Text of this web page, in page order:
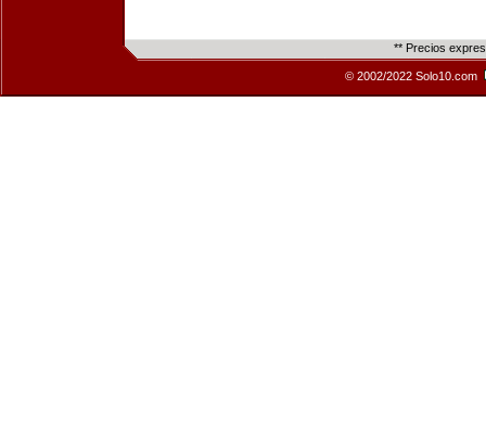
** Precios
© 2002/2022 Solo10.com